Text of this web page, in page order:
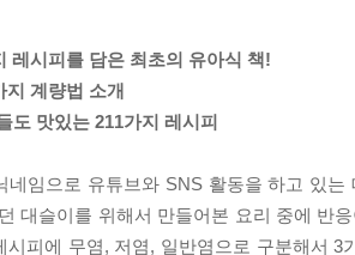
레시피를 담은 최초의 유아식 책!
지 계량법 소개
도 맛있는 211가지 레시피
네임으로 유튜브와 SNS 활동을 하고 있
대슬이를 위해서 만들어본 요리 중에 반
피에 무염, 저염, 일반염으로 구분해서